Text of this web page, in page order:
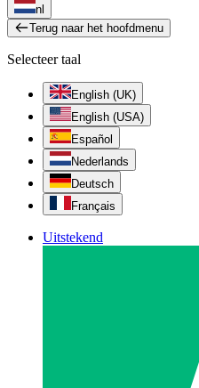
nl
Terug naar het hoofdmenu
Selecteer taal
English (UK)
English (USA)
Español
Nederlands
Deutsch
Français
Uitstekend